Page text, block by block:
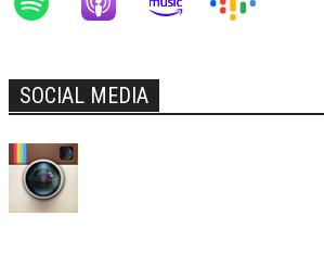
SOCIAL MEDIA